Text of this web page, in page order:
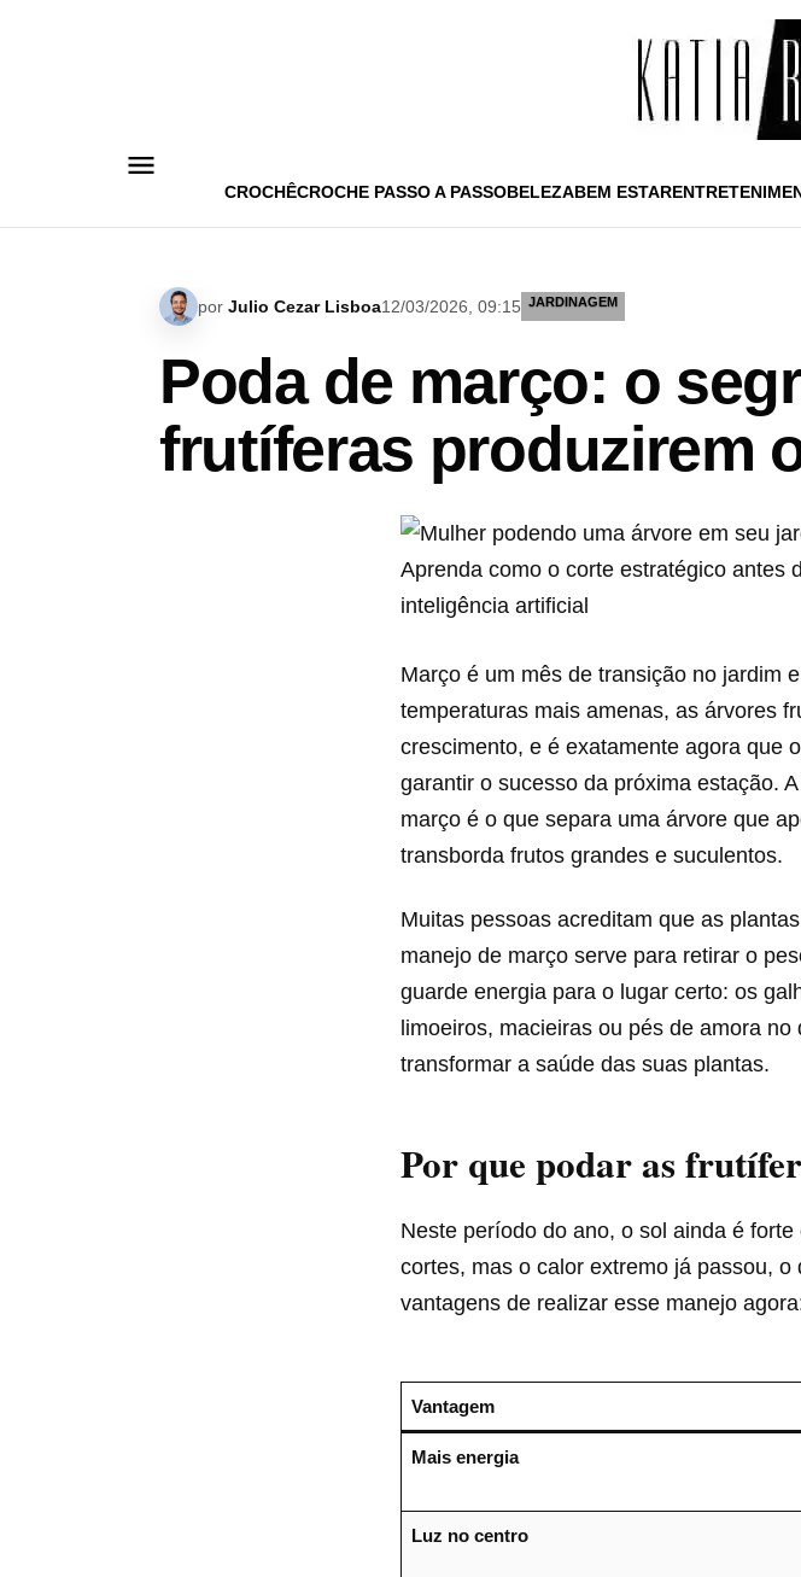
CROCHÊCROCHE PASSO A PASSOBELEZABEM ESTAR
por Julio Cezar Lisboa12/03/2026, 09:15 JARDINAGEM
Poda de março: o
frutíferas produzirem
Aprenda como o corte estratégico antes
inteligência artificial
Março é um mês de transição no jardim
temperaturas mais amenas, as árvores
crescimento, e é exatamente agora que
garantir o sucesso da próxima estação.
março é o que separa uma árvore que
transborda frutos grandes e suculentos.
Muitas pessoas acreditam que as
manejo de março serve para retirar o
guarde energia para o lugar certo: os
limoeiros, macieiras ou pés de amora
transformar a saúde das suas plantas.
Por que podar as
Neste período do ano, o sol ainda é
cortes, mas o calor extremo já passou,
vantagens de realizar esse manejo
Vantagem
Mais energia
Luz no centro